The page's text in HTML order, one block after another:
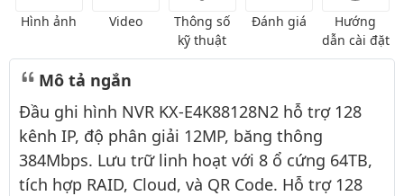
Hình ảnh Video
Thông số
kỹ thuật
Đánh giá
Hướng
dẫn cài đặt
Mô tả ngắn
Đầu ghi hình NVR KX-E4K88128N2 hỗ trợ 128
kênh IP, độ phân giải 12MP, băng thông
384Mbps. Lưu trữ linh hoạt với 8 ổ cứng 64TB,
tích hợp RAID, Cloud, và QR Code. Hỗ trợ 128